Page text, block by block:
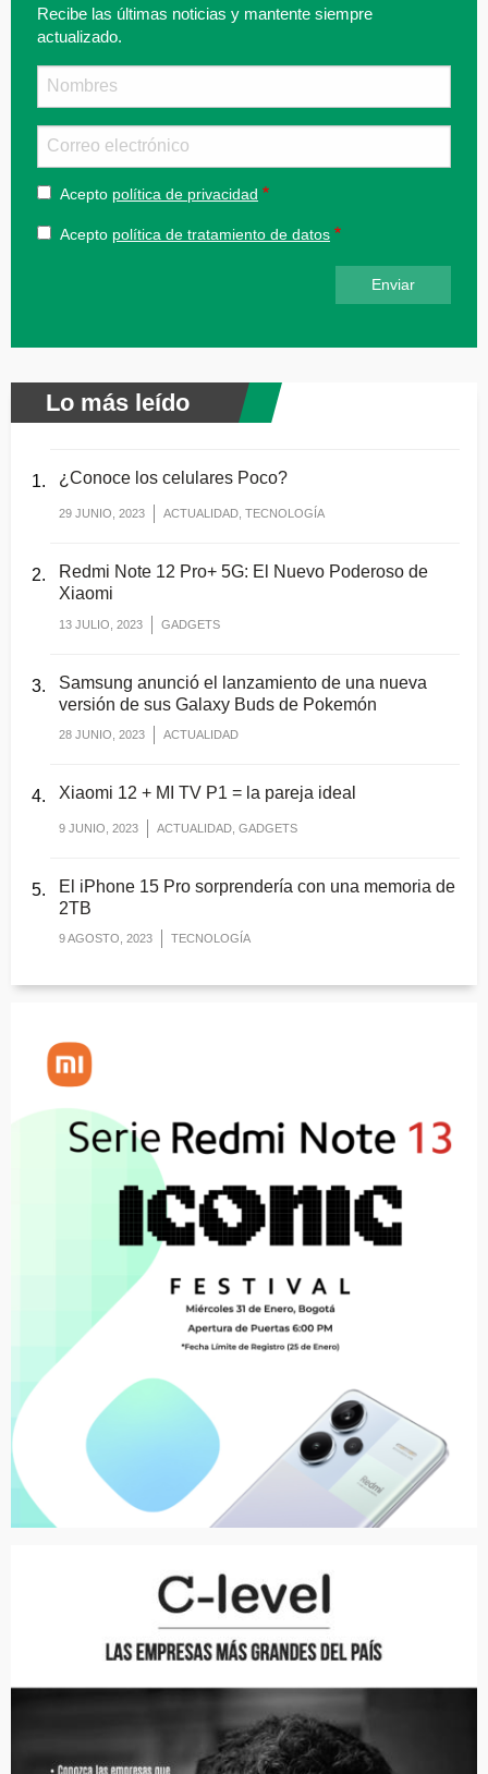
Recibe las últimas noticias y mantente siempre
actualizado.
Acepto política de privacidad
Acepto política de tratamiento de datos
Lo más leído
¿Conoce los celulares Poco?
29 JUNIO, 2023 ACTUALIDAD, TECNOLOGÍA
Redmi Note 12 Pro+ 5G: El Nuevo Poderoso de
Xiaomi
13 JULIO, 2023 GADGETS
Samsung anunció el lanzamiento de una nueva
versión de sus Galaxy Buds de Pokemón
28 JUNIO, 2023 ACTUALIDAD
Xiaomi 12 + MI TV P1 = la pareja ideal
9 JUNIO, 2023 ACTUALIDAD, GADGETS
El iPhone 15 Pro sorprendería con una memoria de
2TB
9 AGOSTO, 2023 TECNOLOGÍA